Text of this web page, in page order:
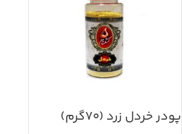
پودر خردل زرد (۷۰گرم)